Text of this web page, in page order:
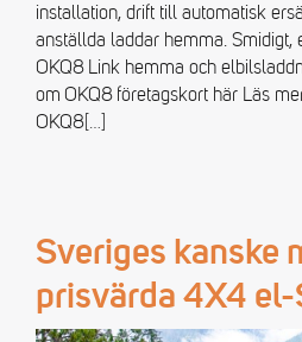
installation, drift till automatisk
anställda laddar hemma. Smidigt,
OKQ8 Link hemma och
om OKQ8 företagskort här Läs
OKQ8
Sveriges kanske
prisvärda 4X4